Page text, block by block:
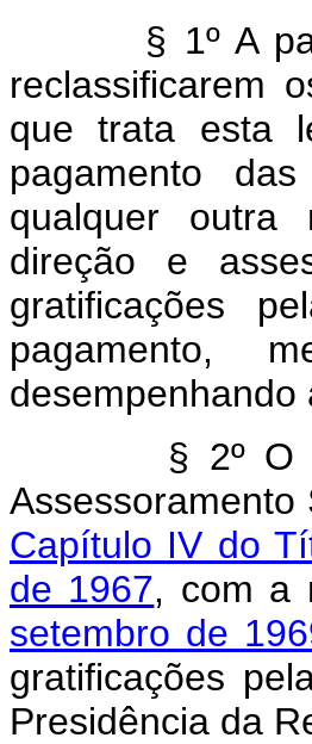
§ 1º A partir
reclassificarem
que trata esta
pagamento
qualquer outra
direção e
gratificações
pagamento,
desempenhando
§ 2º O
Assessoramento
Capítulo IV do
de 1967, com a
setembro de
gratificações
Presidência da